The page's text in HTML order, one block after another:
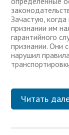
Зачастую,
признании им
гарантийного
признании. Они
нарушил
Читать